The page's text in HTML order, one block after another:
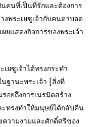
คนที่เป็นที่รักและต้องการ
พระเยซูเจ้ากับคนตาบอด
ยแสดงกิจการของพระเจ้า
ซูเจ้าได้ทรงกระทำ
ฐานะพระเจ้า [สิ่งที่
อยถึงการเนรมิตสร้าง
ทรงทำให้มนุษย์ได้กลับคืน
วามงามและศักดิ์ศรีของ